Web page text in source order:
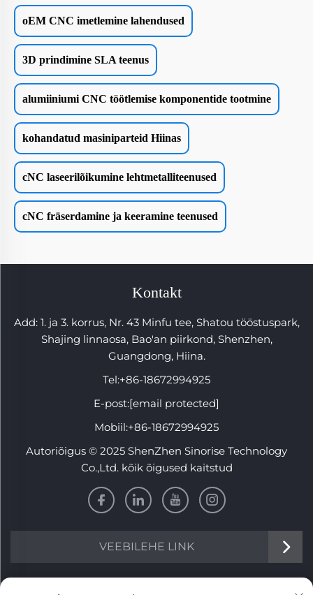
oEM CNC imetlemine lahendused
3D prindimine SLA teenus
alumiiniumi CNC töötlemise komponentide tootmine
kohandatud masiniparteid Hiinas
cNC laseerilõikumine lehtmetalliteenused
cNC fräserdamine ja keeramine teenused
Kontakt
Add: 1. ja 3. korrus, Nr. 43 Minfu tee, Shatou tööstuspark,
Shajing linnaosa, Bao'an piirkond, Shenzhen,
Guangdong, Hiina.
Tel:+86-18672994925
E-post:[email protected]
Mobiil:+86-18672994925
Autoriõigus © 2025 ShenZhen Sinorise Technology
Co.,Ltd. kõik õigused kaitstud
VEEBILEHE LINK
INFORMATSIOON